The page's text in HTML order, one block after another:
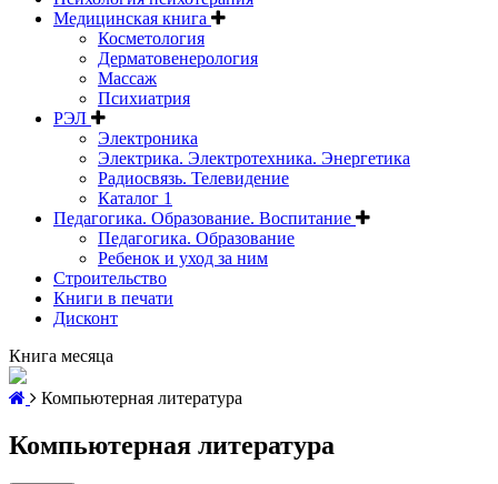
Медицинская книга
Косметология
Дерматовенерология
Массаж
Психиатрия
РЭЛ
Электроника
Электрика. Электротехника. Энергетика
Радиосвязь. Телевидение
Каталог 1
Педагогика. Образование. Воспитание
Педагогика. Образование
Ребенок и уход за ним
Строительство
Книги в печати
Дисконт
Книга месяца
Компьютерная литература
Компьютерная литература